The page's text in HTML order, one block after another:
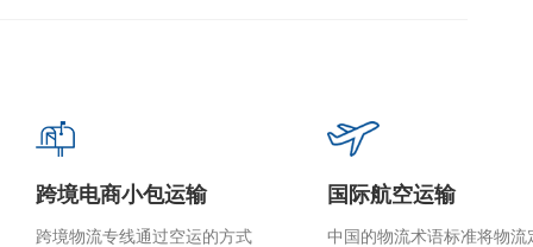
跨境电商小包运输
跨境物流专线通过空运的方式
国际航空运输
中国的物流术语标准将物流